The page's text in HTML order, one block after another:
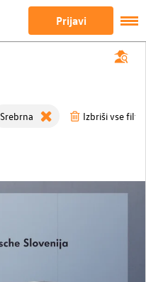
Prijavi
Srebrna Izbriši vse filtre